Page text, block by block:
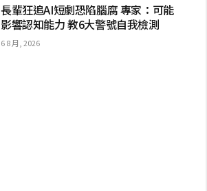
長輩狂追AI短劇恐陷腦腐 專家：可能
影響認知能力 教6大警號自我檢測
6 8 月, 2026